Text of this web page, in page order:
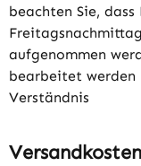
beachten Sie,
aufgenommen
bearbeitet werden
Verständnis